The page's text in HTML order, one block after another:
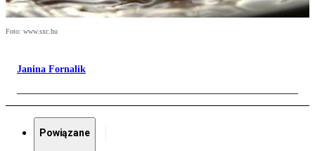
Foto: www.sxc.hu
Janina Fornalik
Powiązane